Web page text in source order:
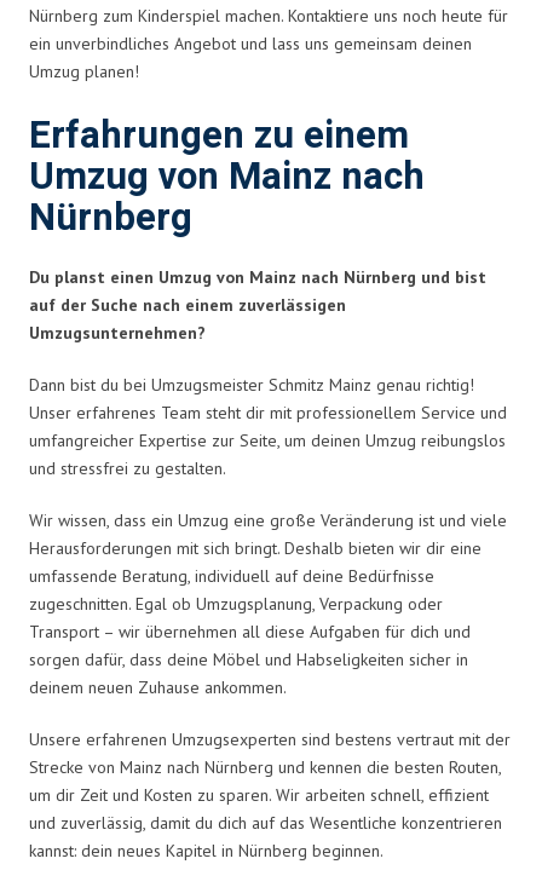
Nürnberg zum Kinderspiel machen. Kontaktiere uns noch heute für
ein unverbindliches Angebot und lass uns gemeinsam deinen
Umzug planen!
Erfahrungen zu einem
Umzug von Mainz nach
Nürnberg
Du planst einen Umzug von Mainz nach Nürnberg und bist
auf der Suche nach einem zuverlässigen
Umzugsunternehmen?
Dann bist du bei Umzugsmeister Schmitz Mainz genau richtig!
Unser erfahrenes Team steht dir mit professionellem Service und
umfangreicher Expertise zur Seite, um deinen Umzug reibungslos
und stressfrei zu gestalten.
Wir wissen, dass ein Umzug eine große Veränderung ist und viele
Herausforderungen mit sich bringt. Deshalb bieten wir dir eine
umfassende Beratung, individuell auf deine Bedürfnisse
zugeschnitten. Egal ob Umzugsplanung, Verpackung oder
Transport – wir übernehmen all diese Aufgaben für dich und
sorgen dafür, dass deine Möbel und Habseligkeiten sicher in
deinem neuen Zuhause ankommen.
Unsere erfahrenen Umzugsexperten sind bestens vertraut mit der
Strecke von Mainz nach Nürnberg und kennen die besten Routen,
um dir Zeit und Kosten zu sparen. Wir arbeiten schnell, effizient
und zuverlässig, damit du dich auf das Wesentliche konzentrieren
kannst: dein neues Kapitel in Nürnberg beginnen.